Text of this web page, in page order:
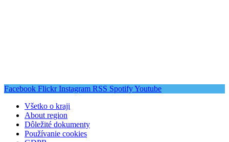
Facebook Flickr Instagram RSS SpotifyYoutube
Všetko o kraji
About region
Dôležité dokumenty
Používanie cookies